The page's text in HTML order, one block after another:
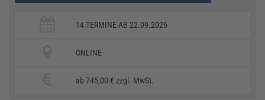
14 TERMINE AB 22.09.2026
ONLINE
ab 745,00 € zzgl. MwSt.